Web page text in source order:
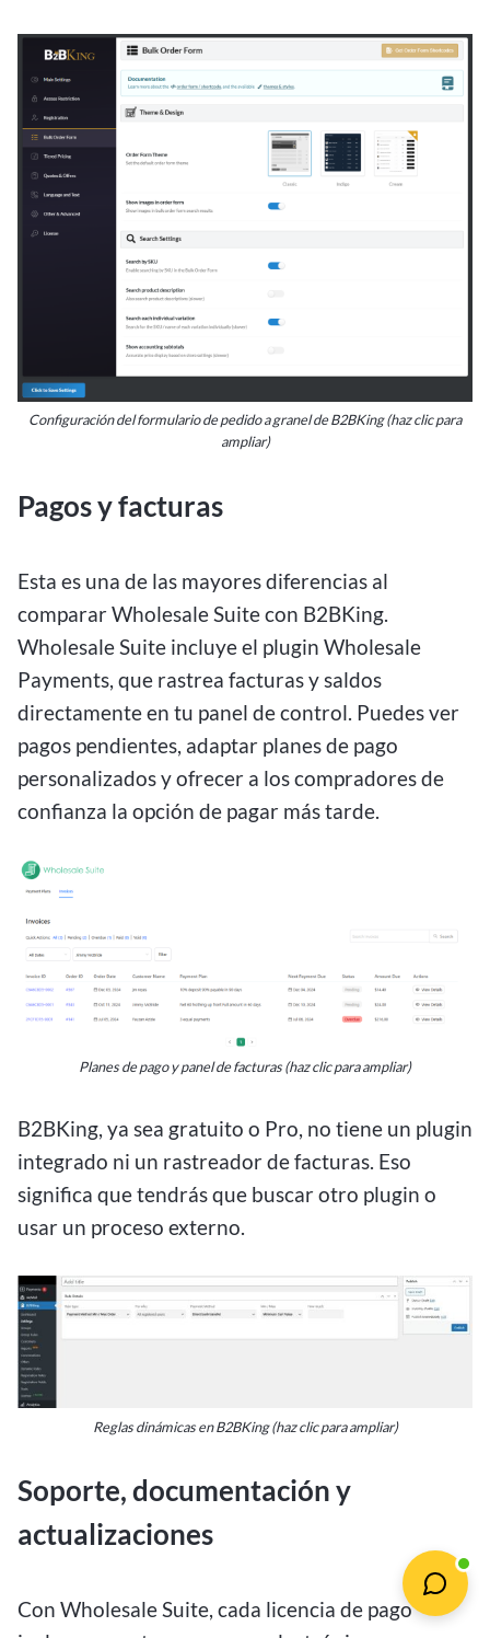
Configuración del formulario de pedido a granel de B2BKing (haz clic para
ampliar)
Pagos y facturas
Esta es una de las mayores diferencias al
comparar Wholesale Suite con B2BKing.
Wholesale Suite incluye el plugin Wholesale
Payments, que rastrea facturas y saldos
directamente en tu panel de control. Puedes ver
pagos pendientes, adaptar planes de pago
personalizados y ofrecer a los compradores de
confianza la opción de pagar más tarde.
Planes de pago y panel de facturas (haz clic para ampliar)
B2BKing, ya sea gratuito o Pro, no tiene un plugin
integrado ni un rastreador de facturas. Eso
significa que tendrás que buscar otro plugin o
usar un proceso externo.
Reglas dinámicas en B2BKing (haz clic para ampliar)
Soporte, documentación y
actualizaciones
Con Wholesale Suite, cada licencia de pago